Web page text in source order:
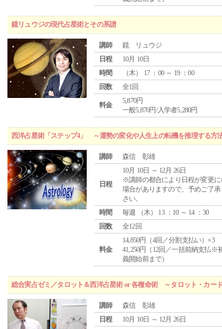
鏡リュウジの現代占星術とその系譜
講師
鏡 リュウジ
日程
10月 10日
時間
（木） 17 ：00 ～ 19 ：00
回数
全1回
料金
5,870円
一般5,870円/入学者5,280円
西洋占星術「ステップ4」 ～運勢の変化や人生上の転機を推理する方
講師 森信 彰雄
日程
10月 10日 ～ 12月 26日
※講師の都合により日程が変更に
場合がありますので、予めご了承
さい。
時間
毎週 （木） 13 ：10 ～ 14 ：30
回数
全12回
料金
14,850円（4回／分割支払い）×3
41,250円（12回／一括前納支払※
義開始前まで）
総合実占ゼミ／タロット＆西洋占星術 or 各種命術 ～タロット・カー
講師
森信 彰雄
日程
10月 10日 ～ 12月 26日